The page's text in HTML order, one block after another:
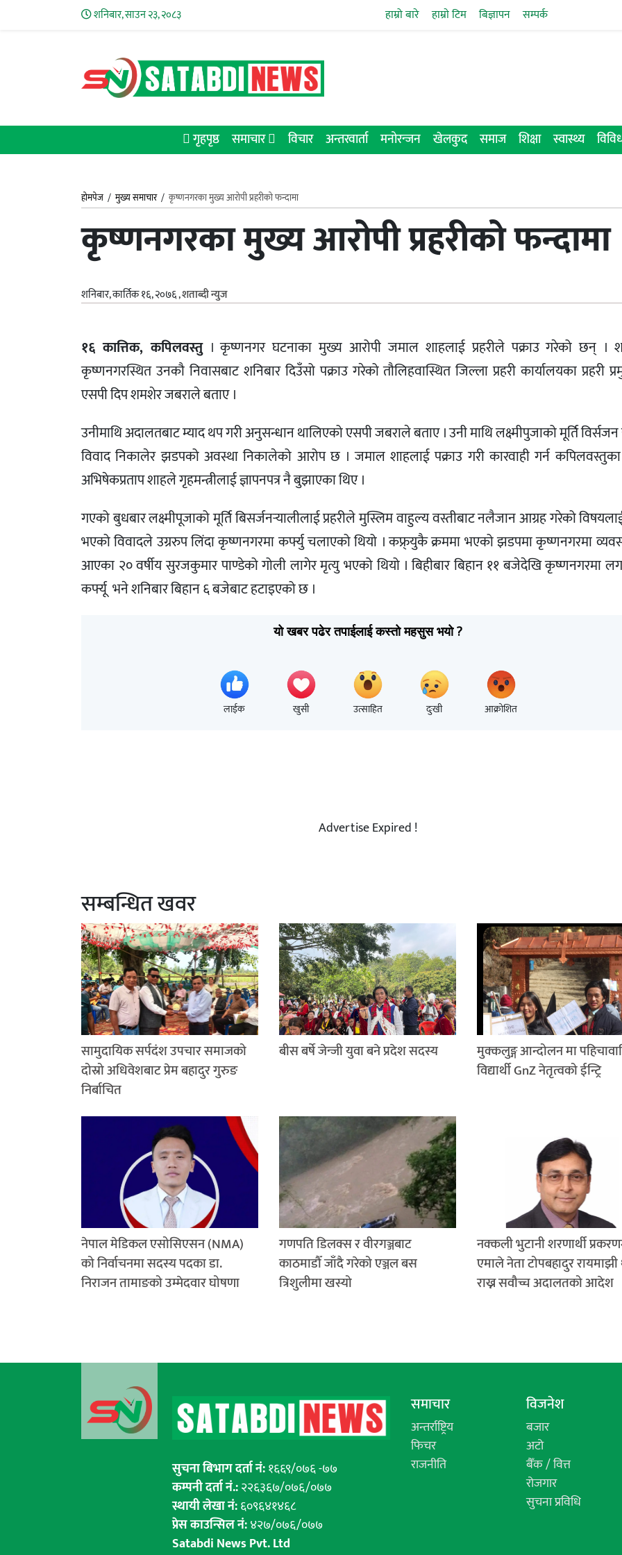
शनिबार, साउन २३, २०८३ हाम्रो बारे हाम्राे टिम बिज्ञापन सम्पर्क
गृहपृष्ठ समाचार विचार अन्तरवार्ता मनोरन्जन खेलकुद समाज शिक्षा स्वास्थ्य
होमपेज /मुख्य समाचार/ कृष्णनगरका मुख्य आरोपी प्रहरीको फन्दामा
कृष्णनगरका मुख्य आरोपी प्रहरीको फन्दामा
शनिबार, कार्तिक १६, २०७६,शताब्दी न्युज
१६ कात्तिक, कपिलवस्तु। कृष्णनगर घटनाका मुख्य आरोपी जमाल शाहलाई प्रहरीले पक्राउ गरेको छन् ।
कृष्णनगरस्थित उनकौ निवासबाट शनिबार दिउँसो पक्राउ गरेको तौलिहवास्थित जिल्ला प्रहरी कार्यालयका प्रहरी
एसपी दिप शमशेर जबराले बताए ।
उनीमाथि अदालतबाट म्याद थप गरी अनुसन्धान थालिएको एसपी जबराले बताए । उनी माथि लक्ष्मीपुजाको मूर्ति विर्सजन
विवाद निकालेर झडपको अवस्था निकालेको आरोप छ । जमाल शाहलाई पक्राउ गरी कारवाही गर्न
अभिषेकप्रताप शाहले गृहमन्त्रीलाई ज्ञापनपत्र नै बुझाएका थिए ।
गएको बुधबार लक्ष्मीपूजाको मूर्ति बिसर्जनर्‍यालीलाई प्रहरीले मुस्लिम वाहुल्य वस्तीबाट नलैजान आग्रह गरेको
भएको विवादले उग्ररुप लिंदा कृष्णनगरमा कर्फ्यु चलाएको थियो । कफ्र्युकै क्रममा भएको झडपमा कृष्णनगरमा
आएका २० वर्षीय सुरजकुमार पाण्डेको गोली लागेर मृत्यु भएको थियो । बिहीबार बिहान ११ बजेदेखि कृष्णनगरमा
कर्फ्यू भने शनिबार बिहान ६ बजेबाट हटाइएको छ ।
यो खबर पढेर तपाईलाई कस्तो महसुस भयो ?
लाईक खुसी उत्साहित दुःखी आक्रोशित
Advertise Expired !
सम्बन्धित खवर
सामुदायिक सर्पदंश उपचार समाजको
दोस्रो अधिवेशबाट प्रेम बहादुर गुरुङ
निर्बाचित
बीस बर्षे जेन्जी युवा बने प्रदेश सदस्य
मुक्कलुङ्ग आन्दोलन मा
विद्यार्थी GnZ नेतृत्वको ईन्ट्रि
नेपाल मेडिकल एसोसिएसन (NMA)
को निर्वाचनमा सदस्य पदका डा.
निराजन तामाङको उम्मेदवार घोषणा
गणपति डिलक्स र वीरगञ्जबाट
काठमाडौँ जाँदै गरेको एञ्जल बस
त्रिशुलीमा खस्यो
नक्कली भुटानी शरणार्थी
एमाले नेता टोपबहादुर
राख्न सवौच्च अदालतको आदेश
सुचना बिभाग दर्ता नं:१६६९/०७६ -७७
कम्पनी दर्ता नं.:२२६३६७/०७६/०७७
स्थायी लेखा नं:६०९६४१४६८
प्रेस काउन्सिल नं:४२७/०७६/०७७
Satabdi News Pvt. Ltd
समाचार
अन्तर्राष्ट्रिय
फिचर
राजनीति
विजनेश
बजार
अटो
बैँक / वित्त
रोजगार
सुचना प्रविधि